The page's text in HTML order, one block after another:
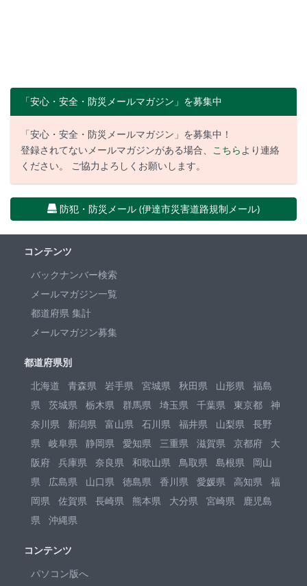
「安心・安全・防災メールマガジン」を募集中
「安心・安全・防災メールマガジン」を募集中！
登録されてないメールマガジンがある場合、 こちらより連絡
ください。 ご協力よろしくお願いします。
防犯・防災メール (伊達市災害道路規制メール)
コンテンツ
バックナンバー検索
メールマガジン一覧
都道府県 集計
メールマガジン募集
都道府県別
北海道
青森県 岩手県 宮城県 秋田県 山形県
福島
県
茨城県 栃木県 群馬県 埼玉県 千葉県 東京都
神
奈川県
新潟県 富山県 石川県 福井県 山梨県
長野
県
岐阜県 静岡県 愛知県 三重県 滋賀県 京都府
大
阪府
兵庫県 奈良県 和歌山県 鳥取県 島根県
岡山
県
広島県 山口県 徳島県 香川県 愛媛県 高知県
福
岡県
佐賀県 長崎県 熊本県 大分県 宮崎県
鹿児島
県
沖縄県
コンテンツ
パソコン版へ